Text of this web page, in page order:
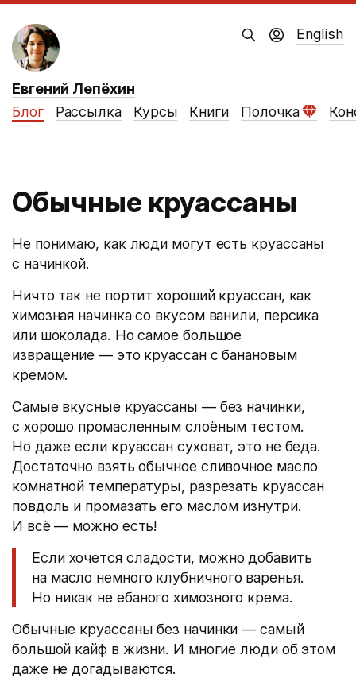
Евгений Лепёхин
Блог
Рассылка Курсы Книги Полочка
English
Обычные круассаны
Не понимаю, как люди могут есть круассаны
с начинкой.
Ничто так не портит хороший круассан, как
химозная начинка со вкусом ванили, персика
или шоколада. Но самое большое
извращение — это круассан с банановым
кремом.
Самые вкусные круассаны — без начинки,
с хорошо промасленным слоёным тестом.
Но даже если круассан суховат, это не беда.
Достаточно взять обычное сливочное масло
комнатной температуры, разрезать круассан
повдоль и промазать его маслом изнутри.
И всё — можно есть!
Если хочется сладости, можно добавить
на масло немного клубничного варенья.
Но никак не ебаного химозного крема.
Обычные круассаны без начинки — самый
большой кайф в жизни. И многие люди об этом
даже не догадываются.